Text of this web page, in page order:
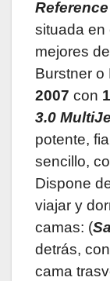
situada en
mejores
Burstner o
2007 con
3.0
potente,
sencillo,
Dispone
viajar y
camas: (
detrás,
cama